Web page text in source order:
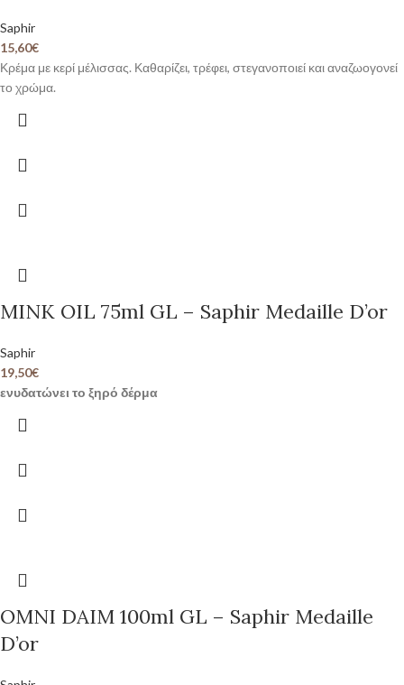
Saphir
15,60€
Κρέμα με κερί μέλισσας. Καθαρίζει, τρέφει, στεγανοποιεί και αναζωογονεί
το χρώμα.
MINK OIL 75ml GL – Saphir Medaille D’or
Saphir
19,50€
ενυδατώνει το ξηρό δέρμα
OMNI DAIM 100ml GL – Saphir Medaille
D’or